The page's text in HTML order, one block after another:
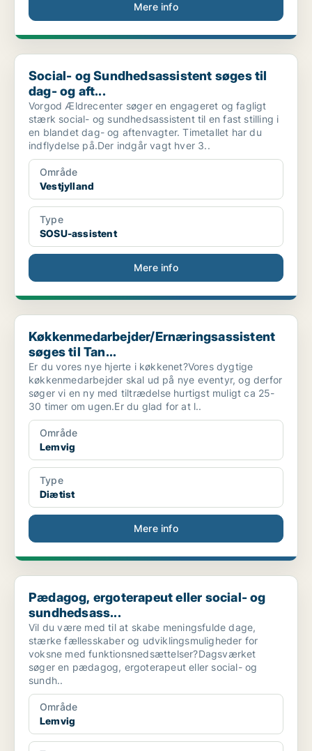
Mere info
Social- og Sundhedsassistent søges til dag- og aft...
Social- og Sundhedsassistent søges til
dag- og aft...
Vorgod Ældrecenter søger en engageret og fagligt
stærk social- og sundhedsassistent til en fast stilling i
en blandet dag- og aftenvagter. Timetallet har du
indflydelse på.Der indgår vagt hver 3..
Område
Vestjylland
Type
SOSU-assistent
Mere info
Køkkenmedarbejder/Ernæringsassistent søges til Tan...
Køkkenmedarbejder/Ernæringsassistent
søges til Tan...
Er du vores nye hjerte i køkkenet?Vores dygtige
køkkenmedarbejder skal ud på nye eventyr, og derfor
søger vi en ny med tiltrædelse hurtigst muligt ca 25-
30 timer om ugen.Er du glad for at l..
Område
Lemvig
Type
Diætist
Mere info
Pædagog, ergoterapeut eller social- og sundhedsass...
Pædagog, ergoterapeut eller social- og
sundhedsass...
Vil du være med til at skabe meningsfulde dage,
stærke fællesskaber og udviklingsmuligheder for
voksne med funktionsnedsættelser?Dagsværket
søger en pædagog, ergoterapeut eller social- og
sundh..
Område
Lemvig